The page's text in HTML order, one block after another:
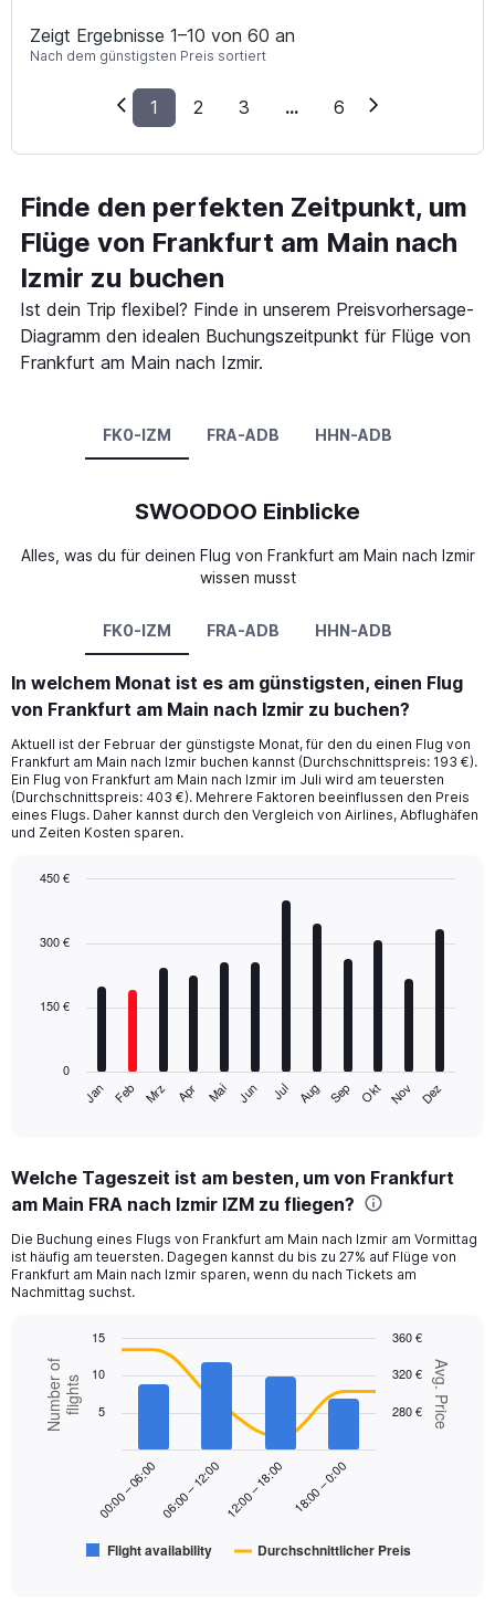
Zeigt Ergebnisse 1–10 von 60 an
Nach dem günstigsten Preis sortiert
1 2 3 ... 6
Finde den perfekten Zeitpunkt, um
Flüge von Frankfurt am Main nach
Izmir zu buchen
Ist dein Trip flexibel? Finde in unserem Preisvorhersage-
Diagramm den idealen Buchungszeitpunkt für Flüge von
Frankfurt am Main nach Izmir.
FK0-IZM FRA-ADB HHN-ADB
SWOODOO Einblicke
Alles, was du für deinen Flug von Frankfurt am Main nach Izmir
wissen musst
FK0-IZM FRA-ADB HHN-ADB
In welchem Monat ist es am günstigsten, einen Flug
von Frankfurt am Main nach Izmir zu buchen?
Aktuell ist der Februar der günstigste Monat, für den du einen Flug von
Frankfurt am Main nach Izmir buchen kannst (Durchschnittspreis: 193 €).
Ein Flug von Frankfurt am Main nach Izmir im Juli wird am teuersten
(Durchschnittspreis: 403 €). Mehrere Faktoren beeinflussen den Preis
eines Flugs. Daher kannst durch den Vergleich von Airlines, Abflughäfen
und Zeiten Kosten sparen.
with
The
Range:
12
The
chart
has
displaying
values.
Range:
Jan Feb Mrz Apr Mai Jun Jul Aug Sep Okt Nov Dez
0
150 €
300 €
450 €
Welche Tageszeit ist am besten, um von Frankfurt
am Main FRA nach Izmir IZM zu fliegen?
Die Buchung eines Flugs von Frankfurt am Main nach Izmir am Vormittag
ist häufig am teuersten. Dagegen kannst du bis zu 27% auf Flüge von
Frankfurt am Main nach Izmir sparen, wenn du nach Tickets am
Nachmittag suchst.
Combination
chart
with
data
Chart
graphic.
Avg. Price
Number offlights
Flight availability Durchschnittlicher Preis
00:00 – 06:00 06:00 – 12:00 12:00 – 18:00 18:00 – 0:00
280 €
320 €
360 €
5
10
15